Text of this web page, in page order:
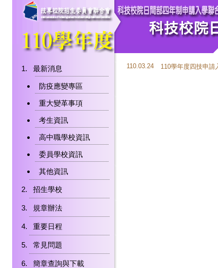
最新消息
防疫應變專區
重大變革事項
考生資訊
高中職學校資訊
委員學校資訊
其他資訊
招生學校
規章辦法
重要日程
常見問題
簡章查詢與下載
110.03.24 110學年度四技申